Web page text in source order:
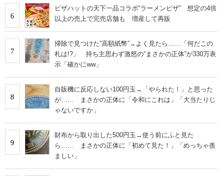
6
ピザハットの天下一品コラボ“ラーメンピザ” 想定の4倍
以上の売上で完売店舗も 増産して再販
7
掃除で見つけた“高額紙幣”→よく見たら……「何だこの
札は!?」 持ち主思わず激怒の“まさかの正体”が330万表
示「確かにww」
8
自販機に反応しない100円玉→「やられた！」と思った
が…… まさかの正体に「令和にこれは」「大当たりじ
ゃないですか」
9
財布から取り出した500円玉→使う前にふと見た
ら…… まさかの正体に「初めて見た！」「めっちゃ羨
ましい」